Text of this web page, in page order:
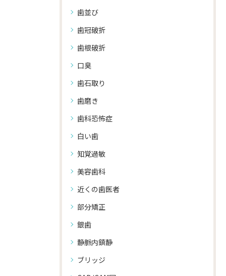
歯並び
歯冠破折
歯根破折
口臭
歯石取り
歯磨き
歯科恐怖症
白い歯
知覚過敏
美容歯科
近くの歯医者
部分矯正
銀歯
静脈内鎮静
ブリッジ